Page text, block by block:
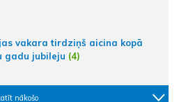
vakara tirdziņš aicina kopā
gadu jubileju (4)
nākošo